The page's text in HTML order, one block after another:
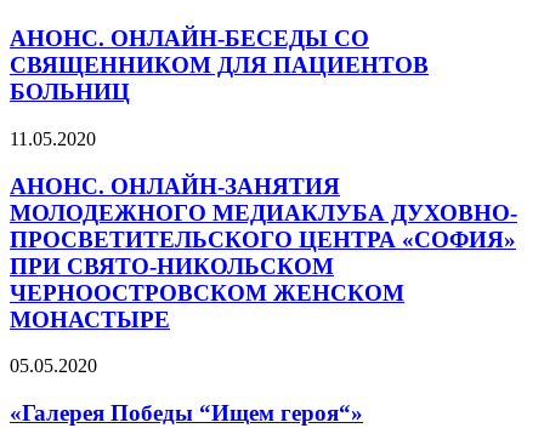
АНОНС. ОНЛАЙН-БЕСЕДЫ СО
СВЯЩЕННИКОМ ДЛЯ ПАЦИЕНТОВ
БОЛЬНИЦ
11.05.2020
АНОНС. ОНЛАЙН-ЗАНЯТИЯ
МОЛОДЕЖНОГО МЕДИАКЛУБА ДУХОВНО-
ПРОСВЕТИТЕЛЬСКОГО ЦЕНТРА «СОФИЯ»
ПРИ СВЯТО-НИКОЛЬСКОМ
ЧЕРНООСТРОВСКОМ ЖЕНСКОМ
МОНАСТЫРЕ
05.05.2020
«Галерея Победы “Ищем героя“»